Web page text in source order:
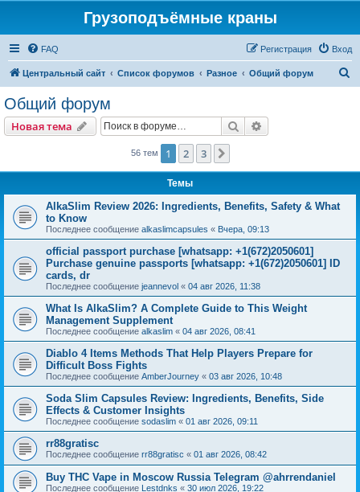
Грузоподъёмные краны
FAQ Вход
Регистрация
Центральный сайт Список форумов Разное Общий форум
Общий форум
Новая тема Поиск
56 тем 1 2 3
Темы
AlkaSlim Review 2026: Ingredients, Benefits, Safety & What
to Know
Последнее сообщение alkaslimcapsules « Вчера, 09:13
official passport purchase [whatsapp: +1(672)2050601]
Purchase genuine passports [whatsapp: +1(672)2050601] ID
cards, dr
Последнее сообщение jeannevol « 04 авг 2026, 11:38
What Is AlkaSlim? A Complete Guide to This Weight
Management Supplement
Последнее сообщение alkaslim « 04 авг 2026, 08:41
Diablo 4 Items Methods That Help Players Prepare for
Difficult Boss Fights
Последнее сообщение AmberJourney « 03 авг 2026, 10:48
Soda Slim Capsules Review: Ingredients, Benefits, Side
Effects & Customer Insights
Последнее сообщение sodaslim « 01 авг 2026, 09:11
rr88gratisc
Последнее сообщение rr88gratisc « 01 авг 2026, 08:42
Buy THC Vape in Moscow Russia Telegram @ahrrendaniel
Последнее сообщение Lestdnks « 30 июл 2026, 19:22